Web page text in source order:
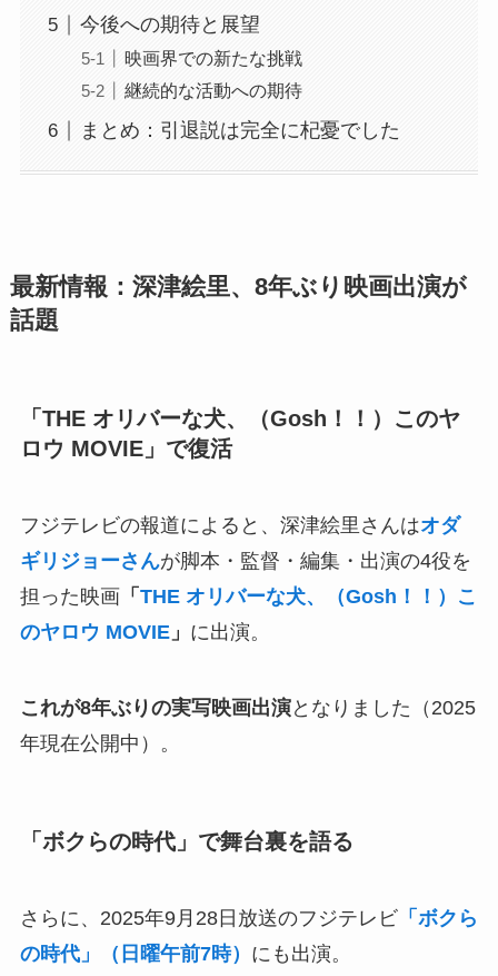
今後への期待と展望
映画界での新たな挑戦
継続的な活動への期待
まとめ：引退説は完全に杞憂でした
最新情報：深津絵里、8年ぶり映画出演が
話題
「THE オリバーな犬、（Gosh！！）このヤ
ロウ MOVIE」で復活
フジテレビの報道によると、深津絵里さんはオダ
ギリジョーさんが脚本・監督・編集・出演の4役を
担った映画 「 THE オリバーな犬、（Gosh！！）こ
のヤロウ MOVIE」 に出演。
これが8年ぶりの実写映画出演となりました（2025
年現在公開中）。
「ボクらの時代」で舞台裏を語る
さらに、2025年9月28日放送のフジテレビ「ボクら
の時代」（日曜午前7時） にも出演。